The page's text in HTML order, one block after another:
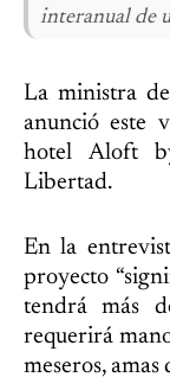
interanual de
La ministra
anunció este
hotel Aloft
Libertad.
En la
proyecto
tendrá más
requerirá
meseros, amas